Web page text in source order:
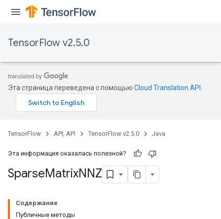
TensorFlow v2.5.0
Эта страница переведена с помощью Cloud Translation API
TensorFlow API, API TensorFlow v2.5.0 Java
Эта информация оказалась полезной?
SparseMatrixNNZ
Содержание
Публичные методы